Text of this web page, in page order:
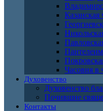
Казанская
Часовня в
Духовенство
Духовенство
Почившие
Контакты